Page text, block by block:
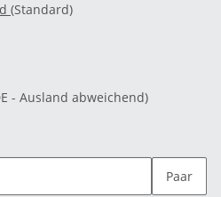
(Standard)
- Ausland abweichend)
Paar